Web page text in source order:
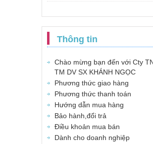
Thông tin
Chào mừng bạn đến với Cty
TM DV SX KHÁNH NGỌC
Phương thức giao hàng
Phương thức thanh toán
Hướng dẫn mua hàng
Bảo hành,đổi trả
Điều khoản mua bán
Dành cho doanh nghiệp